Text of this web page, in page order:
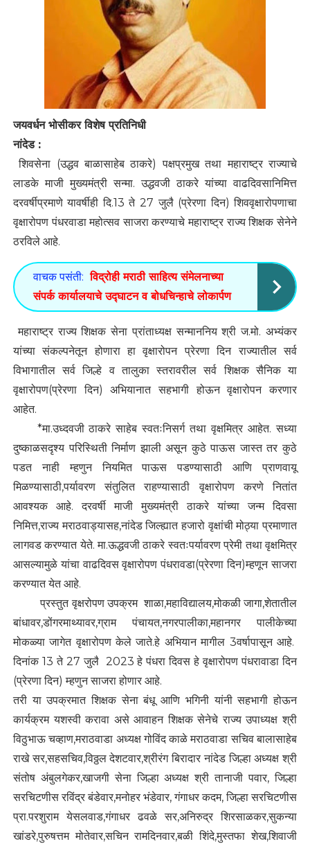
जयवर्धन भोसीकर विशेष प्रतिनिधी
नांदेड :
शिवसेना (उद्धव बाळासाहेब ठाकरे) पक्षप्रमुख तथा महाराष्ट्र राज्याचे
लाडके माजी मुख्यमंत्री सन्मा. उद्धवजी ठाकरे यांच्या वाढदिवसानिमित्त
दरवर्षीप्रमाणे यावर्षीही दि.13 ते 27 जुलै (प्रेरणा दिन) शिववृक्षारोपणाचा
वृक्षारोपण पंधरवाडा महोत्सव साजरा करण्याचे महाराष्ट्र राज्य शिक्षक सेनेने
ठरविले आहे.
वाचक पसंती: विद्रोही मराठी साहित्य संमेलनाच्या
संपर्क कार्यालयाचे उद्घाटन व बोधचिन्हाचे लोकार्पण
महाराष्ट्र राज्य शिक्षक सेना प्रांताध्यक्ष सन्माननिय श्री ज.मो. अभ्यंकर
यांच्या संकल्पनेतून होणारा हा वृक्षारोपन प्रेरणा दिन राज्यातील सर्व
विभागातील सर्व जिल्हे व तालुका स्तरावरील सर्व शिक्षक सैनिक या
वृक्षारोपण(प्रेरणा दिन) अभियानात सहभागी होऊन वृक्षारोपन करणार
आहेत.
*मा.उध्दवजी ठाकरे साहेब स्वतःनिसर्ग तथा वृक्षमित्र आहेत. सध्या
दुष्काळसदृश्य परिस्थिती निर्माण झाली असून कुठे पाऊस जास्त तर कुठे
पडत नाही म्हणुन नियमित पाऊस पडण्यासाठी आणि प्राणवायू
मिळण्यासाठी,पर्यावरण संतुलित राहण्यासाठी वृक्षारोपण करणे नितांत
आवश्यक आहे. दरवर्षी माजी मुख्यमंत्री ठाकरे यांच्या जन्म दिवसा
निमित्त,राज्य मराठवाड्यासह,नांदेड जिल्ह्यात हजारो वृक्षांची मोठ्या प्रमाणात
लागवड करण्यात येते. मा.ऊद्धवजी ठाकरे स्वतःपर्यावरण प्रेमी तथा वृक्षमित्र
आसल्यामुळे यांचा वाढदिवस वृक्षारोपण पंधरावडा(प्रेरणा दिन)म्हणून साजरा
करण्यात येत आहे.
प्रस्तुत वृक्षरोपण उपक्रम शाळा,महाविद्यालय,मोकळी जागा,शेतातील
बांधावर,डोंगरमाथ्यावर,ग्राम पंचायत,नगरपालीका,महानगर पालीकेच्या
मोकळ्या जागेत वृक्षारोपण केले जाते.हे अभियान मागील 3वर्षापासून आहे.
दिनांक 13 ते 27 जुलै 2023 हे पंधरा दिवस हे वृक्षारोपण पंधरावाडा दिन
(प्रेरणा दिन) म्हणुन साजरा होणार आहे.
तरी या उपक्रमात शिक्षक सेना बंधू आणि भगिनी यांनी सहभागी होऊन
कार्यक्रम यशस्वी करावा असे आवाहन शिक्षक सेनेचे राज्य उपाध्यक्ष श्री
विठुभाऊ चव्हाण,मराठवाडा अध्यक्ष गोविंद काळे मराठवाडा सचिव बालासाहेब
राखे सर,सहसचिव,विठ्ठल देशटवार,श्रीरंग बिरादार नांदेड जिल्हा अध्यक्ष श्री
संतोष अंबुलगेकर,खाजगी सेना जिल्हा अध्यक्ष श्री तानाजी पवार, जिल्हा
सरचिटणीस रविंद्र बंडेवार,मनोहर भंडेवार, गंगाधर कदम, जिल्हा सरचिटणीस
प्रा.परशुराम येसलवाड,गंगाधर ढवळे सर,अनिरुद्र शिरसाळकर,सुकन्या
खांडरे,पुरुषत्तम मोतेवार,सचिन रामदिनवार,बळी शिंदे,मुस्तफा शेख,शिवाजी